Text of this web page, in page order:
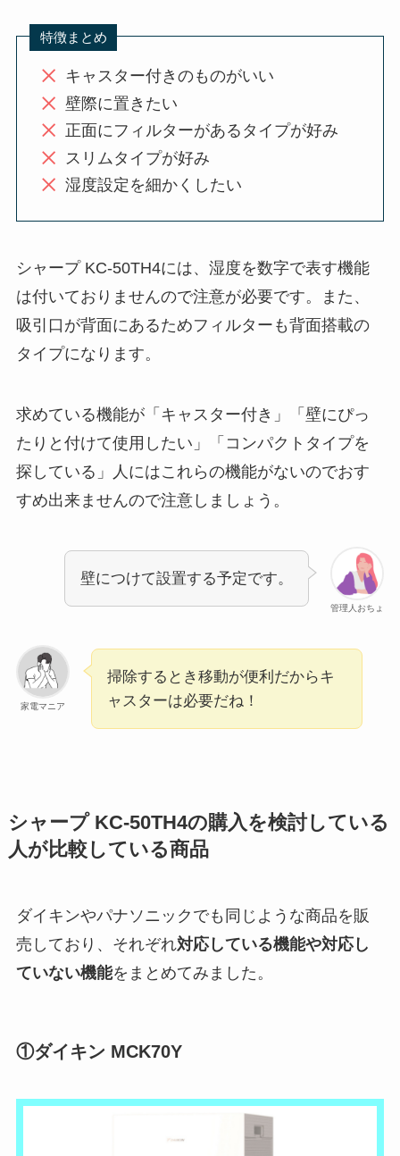
特徴まとめ
キャスター付きのものがいい
壁際に置きたい
正面にフィルターがあるタイプが好み
スリムタイプが好み
湿度設定を細かくしたい
シャープ KC-50TH4には、湿度を数字で表す機能
は付いておりませんので注意が必要です。また、
吸引口が背面にあるためフィルターも背面搭載の
タイプになります。
求めている機能が「キャスター付き」「壁にぴっ
たりと付けて使用したい」「コンパクトタイプを
探している」人にはこれらの機能がないのでおす
すめ出来ませんので注意しましょう。
管理人おちょ
壁につけて設置する予定です。
家電マニア
掃除するとき移動が便利だからキ
ャスターは必要だね！
シャープ KC-50TH4の購入を検討している
人が比較している商品
ダイキンやパナソニックでも同じような商品を販
売しており、それぞれ対応している機能や対応し
ていない機能をまとめてみました。
①ダイキン MCK70Y